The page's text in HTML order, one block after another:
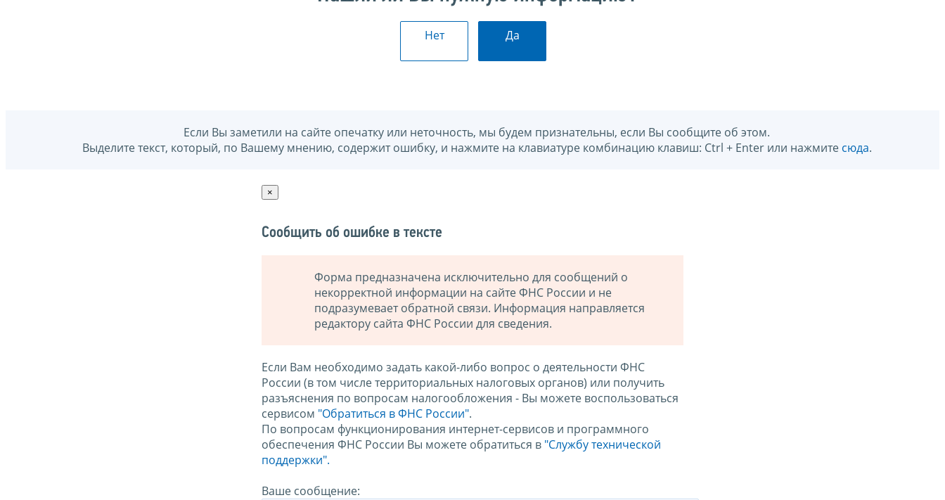
Нет Да
Если Вы заметили на сайте опечатку или неточность, мы будем признательны, если Вы сообщите об этом.
Выделите текст, который, по Вашему мнению, содержит ошибку, и нажмите на клавиатуре комбинацию клавиш: Ctrl + Enter или нажмите сюда.
×
Сообщить об ошибке в тексте
Форма предназначена исключительно для сообщений о
некорректной информации на сайте ФНС России и не
подразумевает обратной связи. Информация направляется
редактору сайта ФНС России для сведения.
Если Вам необходимо задать какой-либо вопрос о деятельности ФНС
России (в том числе территориальных налоговых органов) или получить
разъяснения по вопросам налогообложения - Вы можете воспользоваться
сервисом "Обратиться в ФНС России".
По вопросам функционирования интернет-сервисов и программного
обеспечения ФНС России Вы можете обратиться в "Службу технической
поддержки".
Ваше сообщение: